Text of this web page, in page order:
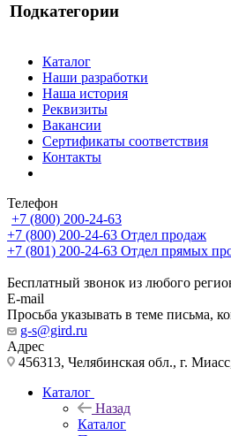
Подкатегории
Каталог
Наши разработки
Наша история
Реквизиты
Вакансии
Сертификаты соответствия
Контакты
Телефон
+7 (800) 200-24-63
+7 (800) 200-24-63 Отдел продаж
+7 (801) 200-24-63 Отдел прямых
Бесплатный звонок из любого
E-mail
Просьба указывать в теме письма,
g-s@gird.ru
Адрес
456313, Челябинская обл., г.
Каталог
Назад
Каталог